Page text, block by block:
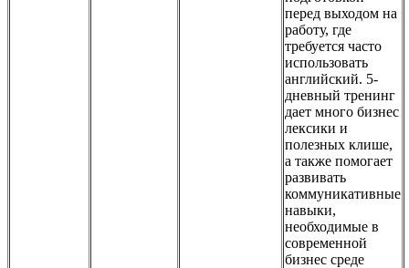
перед выходом на
работу, где
требуется часто
использовать
английский. 5-
дневный тренинг
дает много бизнес
лексики и
полезных клише,
а также помогает
развивать
коммуникативные
навыки,
необходимые в
современной
бизнес среде